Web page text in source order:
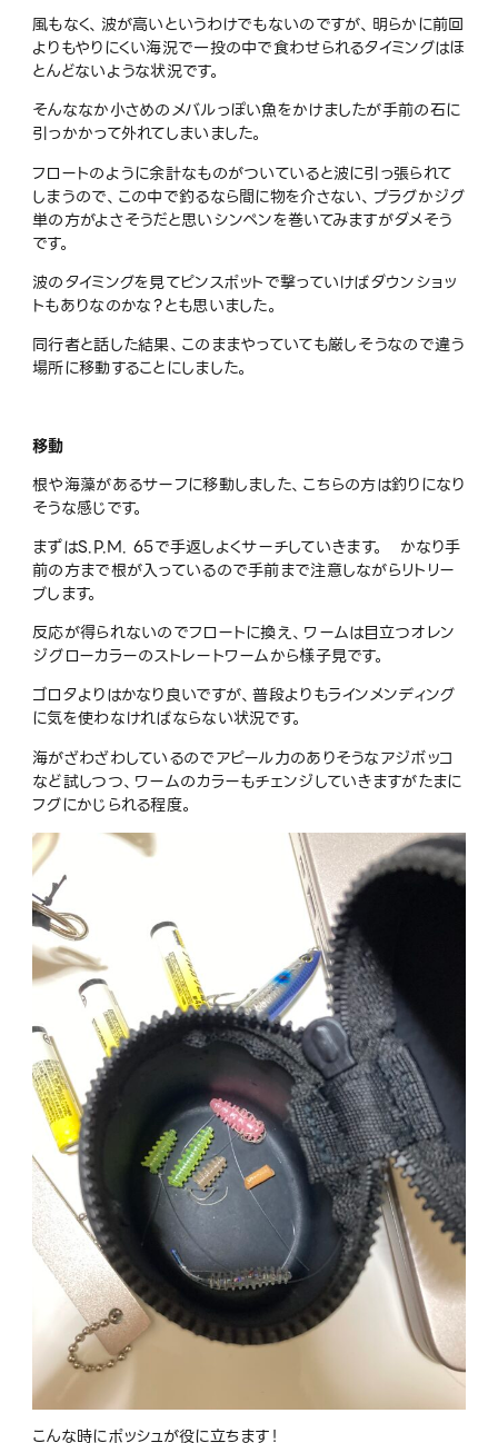
風もなく、波が高いというわけでもないのですが、明らかに前回
よりもやりにくい海況で一投の中で食わせられるタイミングはほ
とんどないような状況です。
そんななか小さめのメバルっぽい魚をかけましたが手前の石に
引っかかって外れてしまいました。
フロートのように余計なものがついていると波に引っ張られて
しまうので、この中で釣るなら間に物を介さない、プラグかジグ
単の方がよさそうだと思いシンペンを巻いてみますがダメそう
です。
波のタイミングを見てピンスポットで撃っていけばダウンショッ
トもありなのかな？とも思いました。
同行者と話した結果、このままやっていても厳しそうなので違う
場所に移動することにしました。
移動
根や海藻があるサーフに移動しました、こちらの方は釣りになり
そうな感じです。
まずはS.P.M. 65で手返しよくサーチしていきます。 かなり手
前の方まで根が入っているので手前まで注意しながらリトリー
ブします。
反応が得られないのでフロートに換え、ワームは目立つオレン
ジグローカラーのストレートワームから様子見です。
ゴロタよりはかなり良いですが、普段よりもラインメンディング
に気を使わなければならない状況です。
海がざわざわしているのでアピール力のありそうなアジボッコ
など試しつつ、ワームのカラーもチェンジしていきますがたまに
フグにかじられる程度。
こんな時にポッシュが役に立ちます！